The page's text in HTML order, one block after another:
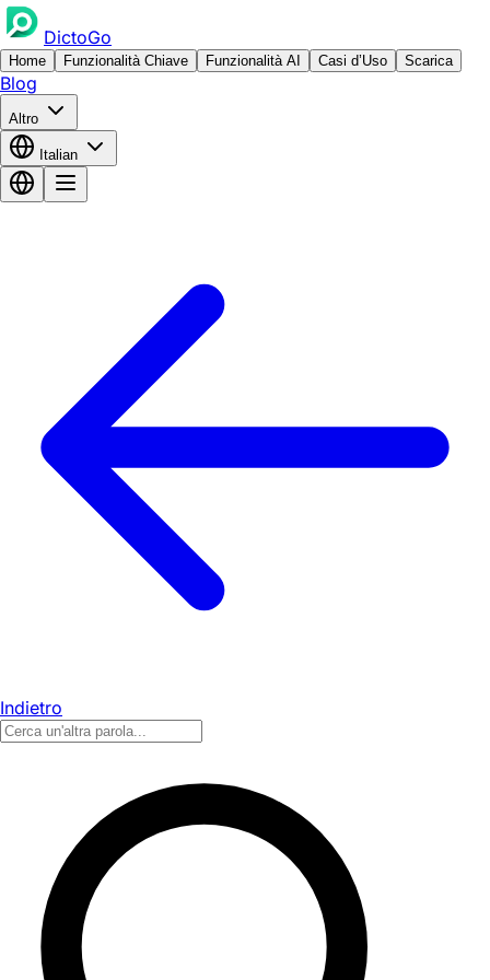
DictoGo
Home Funzionalità Chiave Funzionalità AI Casi d’Uso Scarica
Blog
Altro
Italian
Indietro